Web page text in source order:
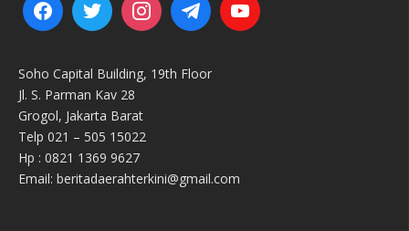
Soho Capital Building, 19th Floor
Jl. S. Parman Kav 28
Grogol, Jakarta Barat
Telp 021 – 505 15022
Hp : 0821 1369 9627
Email: beritadaerahterkini@gmail.com